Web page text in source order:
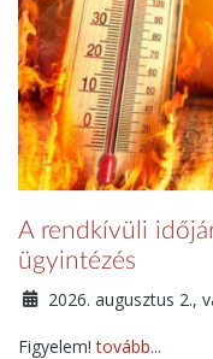
A rendkívüli
ügyintézés
2026. augusztus 2.,
Figyelem!tovább...